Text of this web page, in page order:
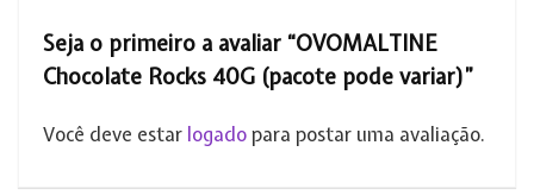
Seja o primeiro a avaliar “OVOMALTINE
Chocolate Rocks 40G (pacote pode variar)”
Você deve estar logadopara postar uma avaliação.